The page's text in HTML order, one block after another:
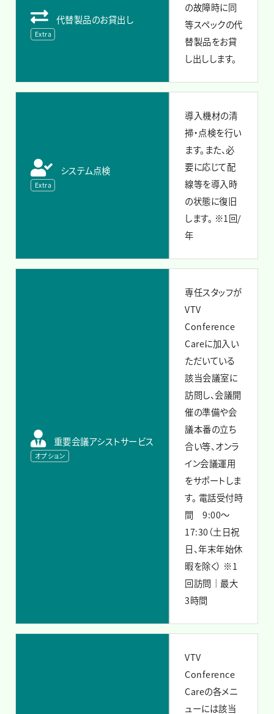
代替製品のお貸出し
Extra
の故障時に同
等スペックの代
替製品をお貸
し出しします。
システム点検
Extra
導入機材の清
掃・点検を行い
ます。また、必
要に応じて配
線等を導入時
の状態に復旧
します。 ※1回/
年
重要会議アシストサービス
オプション
専任スタッフが
VTV
Conference
Careに加入い
ただいている
該当会議室に
訪問し、会議開
催の準備や会
議本番の立ち
合い等、オンラ
イン会議運用
をサポートしま
す。 電話受付時
間 9:00～
17:30（土日祝
日、年末年始休
暇を除く） ※1
回訪問｜最大
3時間
VTV
Conference
Careの各メニ
ューには該当